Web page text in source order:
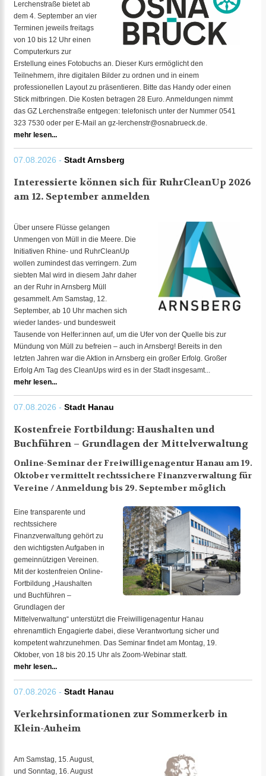
Lerchenstraße bietet ab
dem 4. September an vier
Terminen jeweils freitags
von 10 bis 12 Uhr einen
Computerkurs zur
Erstellung eines Fotobuchs an. Dieser Kurs ermöglicht den
Teilnehmern, ihre digitalen Bilder zu ordnen und in einem
professionellen Layout zu präsentieren. Bitte das Handy oder einen
Stick mitbringen. Die Kosten betragen 28 Euro. Anmeldungen nimmt
das GZ Lerchenstraße entgegen: telefonisch unter der Nummer 0541
323 7530 oder per E-Mail an gz-lerchenstr@osnabrueck.de.
mehr lesen...
07.08.2026 - Stadt Arnsberg
Interessierte können sich für RuhrCleanUp 2026
am 12. September anmelden
Über unsere Flüsse gelangen
Unmengen von Müll in die Meere. Die
Initiativen Rhine- und RuhrCleanUp
wollen zumindest das verringern. Zum
siebten Mal wird in diesem Jahr daher
an der Ruhr in Arnsberg Müll
gesammelt. Am Samstag, 12.
September, ab 10 Uhr machen sich
wieder landes- und bundesweit
Tausende von Helfer:innen auf, um die Ufer von der Quelle bis zur
Mündung von Müll zu befreien – auch in Arnsberg! Bereits in den
letzten Jahren war die Aktion in Arnsberg ein großer Erfolg. Großer
Erfolg Am Tag des CleanUps wird es in der Stadt insgesamt...
mehr lesen...
07.08.2026 - Stadt Hanau
Kostenfreie Fortbildung: Haushalten und
Buchführen – Grundlagen der Mittelverwaltung
Online-Seminar der Freiwilligenagentur Hanau am 19.
Oktober vermittelt rechtssichere Finanzverwaltung für
Vereine / Anmeldung bis 29. September möglich
Eine transparente und
rechtssichere
Finanzverwaltung gehört zu
den wichtigsten Aufgaben in
gemeinnützigen Vereinen.
Mit der kostenfreien Online-
Fortbildung „Haushalten
und Buchführen –
Grundlagen der
Mittelverwaltung“ unterstützt die Freiwilligenagentur Hanau
ehrenamtlich Engagierte dabei, diese Verantwortung sicher und
kompetent wahrzunehmen. Das Seminar findet am Montag, 19.
Oktober, von 18 bis 20.15 Uhr als Zoom-Webinar statt.
mehr lesen...
07.08.2026 - Stadt Hanau
Verkehrsinformationen zur Sommerkerb in
Klein-Auheim
Am Samstag, 15. August,
und Sonntag, 16. August